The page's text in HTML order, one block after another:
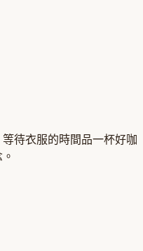
待衣服的時間品一杯好咖